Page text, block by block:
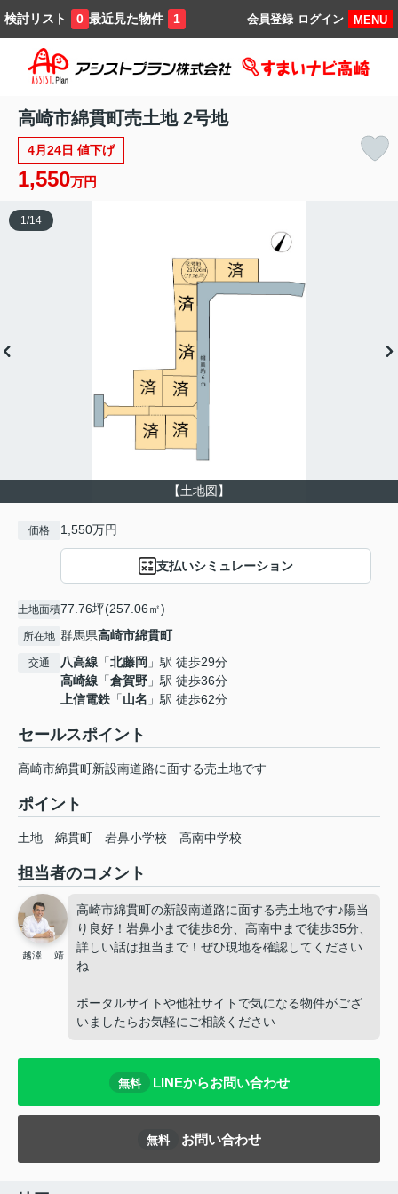
検討リスト 0 最近見た物件 1 MENU
ログイン
会員登録
高崎市綿貫町売土地 2号地
4月24日 値下げ
1,550万円
【土地図】
1 /14
価格 1,550万円
支払いシミュレーション
土地面積77.76坪(257.06㎡)
所在地 群馬県高崎市綿貫町
交通 八高線 「北藤岡 」駅 徒歩29分
高崎線 「倉賀野 」駅 徒歩36分
上信電鉄 「山名 」駅 徒歩62分
セールスポイント
高崎市綿貫町新設南道路に面する売土地です
ポイント
土地 綿貫町 岩鼻小学校 高南中学校
担当者のコメント
越澤 靖
高崎市綿貫町の新設南道路に面する売土地です♪陽当
り良好！岩鼻小まで徒歩8分、高南中まで徒歩35分、
詳しい話は担当まで！ぜひ現地を確認してください
ね
ポータルサイトや他社サイトで気になる物件がござ
いましたらお気軽にご相談ください
無料 LINEからお問い合わせ
無料 お問い合わせ